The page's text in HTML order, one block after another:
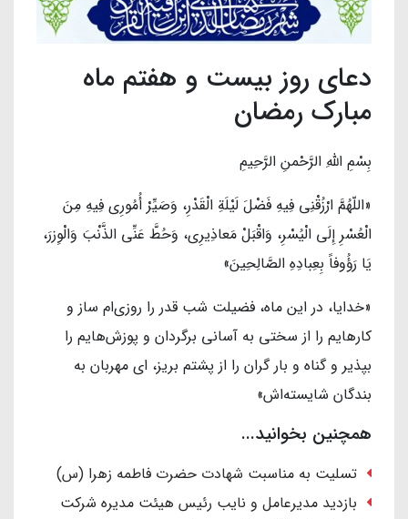
دعای روز بیست و هفتم ماه
مبارک رمضان
بِسْمِ اللَّهِ الرَّحْمنِ الرَّحِیمِ‌
«اللّهُمَّ ارْزُقْنِی فِیهِ فَضْلَ لَیْلَةِ الْقَدْرِ، وَصَیِّرْ أُمُورِی فِیهِ مِنَ
الْعُسْرِ إِلَی الْیُسْرِ، وَاقْبَلْ مَعاذِیرِی، وَحُطَّ عَنِّی الذَّنْبَ وَالْوِزرَ،
یَا رَؤُوفاً بِعِبادِهِ الصَّالِحِینَ»
«خدایا، در این ماه، فضیلت شب قدر را روزی‌ام ساز و
کارهایم را از سختی به آسانی برگردان و پوزش‌هایم را
بپذیر و گناه و بار گران را از پشتم بریز، ای مهربان به
بندگان شایسته‌اش»
همچنین بخوانید...
تسلیت به مناسبت شهادت حضرت فاطمه زهرا (س)
بازدید مدیرعامل و نایب رئیس هیئت مدیره شرکت